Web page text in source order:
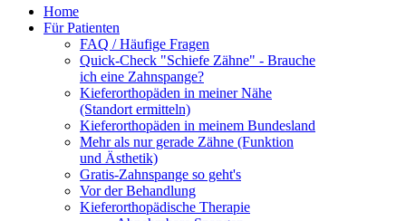
Home
Für Patienten
FAQ / Häufige Fragen
Quick-Check "Schiefe Zähne" - Brauche
ich eine Zahnspange?
Kieferorthopäden in meiner Nähe
(Standort ermitteln)
Kieferorthopäden in meinem Bundesland
Mehr als nur gerade Zähne (Funktion
und Ästhetik)
Gratis-Zahnspange so geht's
Vor der Behandlung
Kieferorthopädische Therapie